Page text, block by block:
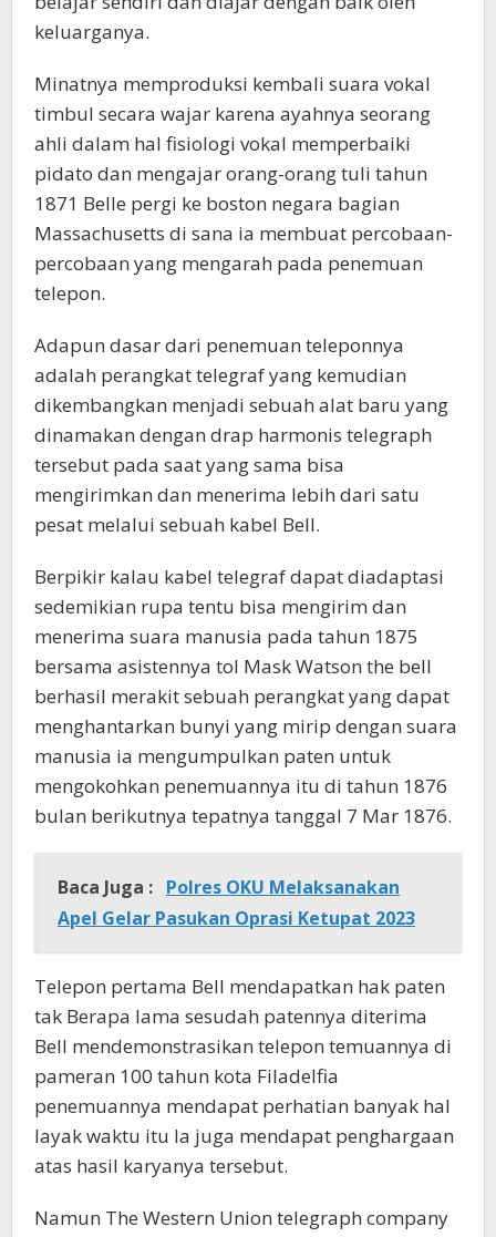
keluarganya.
Minatnya memproduksi kembali suara vokal
timbul secara wajar karena ayahnya seorang
ahli dalam hal fisiologi vokal memperbaiki
pidato dan mengajar orang-orang tuli tahun
1871 Belle pergi ke boston negara bagian
Massachusetts di sana ia membuat percobaan-
percobaan yang mengarah pada penemuan
telepon.
Adapun dasar dari penemuan teleponnya
adalah perangkat telegraf yang kemudian
dikembangkan menjadi sebuah alat baru yang
dinamakan dengan drap harmonis telegraph
tersebut pada saat yang sama bisa
mengirimkan dan menerima lebih dari satu
pesat melalui sebuah kabel Bell.
Berpikir kalau kabel telegraf dapat diadaptasi
sedemikian rupa tentu bisa mengirim dan
menerima suara manusia pada tahun 1875
bersama asistennya tol Mask Watson the bell
berhasil merakit sebuah perangkat yang dapat
menghantarkan bunyi yang mirip dengan suara
manusia ia mengumpulkan paten untuk
mengokohkan penemuannya itu di tahun 1876
bulan berikutnya tepatnya tanggal 7 Mar 1876.
Baca Juga : Polres OKU Melaksanakan
Apel Gelar Pasukan Oprasi Ketupat 2023
Telepon pertama Bell mendapatkan hak paten
tak Berapa lama sesudah patennya diterima
Bell mendemonstrasikan telepon temuannya di
pameran 100 tahun kota Filadelfia
penemuannya mendapat perhatian banyak hal
layak waktu itu Ia juga mendapat penghargaan
atas hasil karyanya tersebut.
Namun The Western Union telegraph company